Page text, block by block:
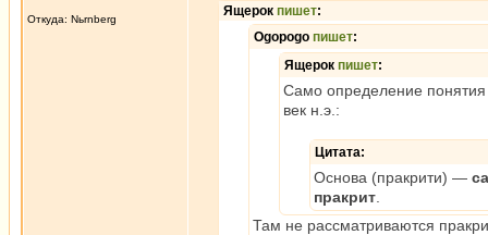
Откуда: Nьrnberg
Ящерок пишет:
Ogopogo пишет:
Ящерок пишет:
Само определение понятия
век н.э.:
Цитата:
Основа (пракрити) —
пракрит
Там не рассматриваются